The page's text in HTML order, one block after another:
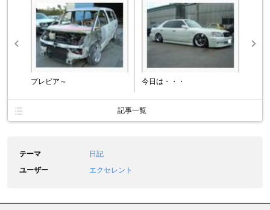
プレビア～ 今日は・・・
記事一覧
テーマ
日記
ユーザー
エクセレント